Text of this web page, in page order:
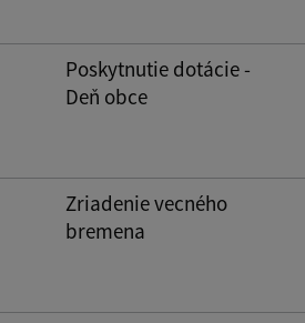
Poskytnutie dotácie -
Deň obce
Zriadenie vecného
bremena